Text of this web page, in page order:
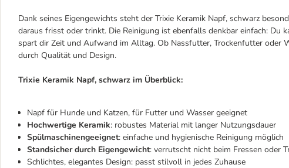
Dank seines Eigengewichts steht der Trixie Keramik Napf, schwarz
daraus frisst oder trinkt. Die Reinigung ist ebenfalls denkbar einfach: Du
spart dir Zeit und Aufwand im Alltag. Ob Nassfutter, Trockenfutter oder
durch Qualität und Design.
Trixie Keramik Napf, schwarz im Überblick:
Napf für Hunde und Katzen, für Futter und Wasser geeignet
Hochwertige Keramik: robustes Material mit langer Nutzungsdauer
Spülmaschinengeeignet: einfache und hygienische Reinigung möglich
Standsicher durch Eigengewicht: verrutscht nicht beim Fressen oder
Schlichtes, elegantes Design: passt stilvoll in jedes Zuhause